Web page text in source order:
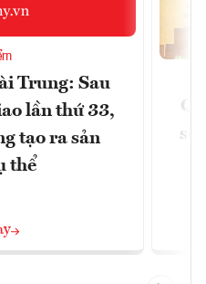
Trung: Sau
lần thứ 33,
tạo ra sản
thể